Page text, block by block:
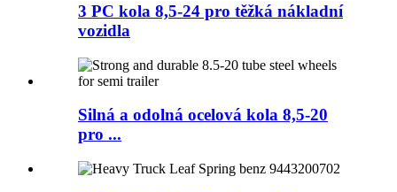
3 PC kola 8,5-24 pro těžká nákladní
vozidla
Silná a odolná ocelová kola 8,5-20
pro ...